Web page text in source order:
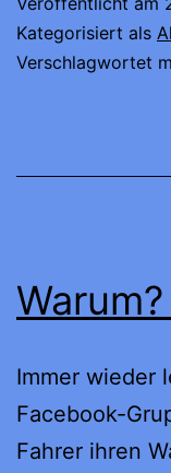
Kategorisiert als
Verschlagwortet
Immer wieder
Facebook-
Fahrer ihren